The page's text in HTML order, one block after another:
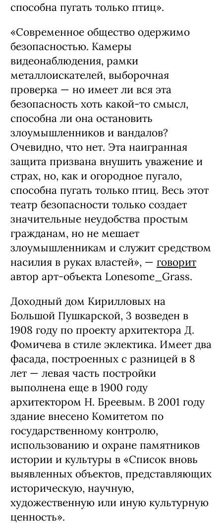
способна пугать только птиц».
«Современное общество одержимо
безопасностью. Камеры
видеонаблюдения, рамки
металлоискателей, выборочная
проверка — но имеет ли вся эта
безопасность хоть какой-то смысл,
способна ли она остановить
злоумышленников и вандалов?
Очевидно, что нет. Эта наигранная
защита призвана внушить уважение и
страх, но, как и огородное пугало,
способна пугать только птиц. Весь этот
театр безопасности только создает
значительные неудобства простым
гражданам, но не мешает
злоумышленникам и служит средством
насилия в руках властей», — говорит
автор арт-объекта Lonesome_Grass.
Доходный дом Кирилловых на
Большой Пушкарской, 3 возведен в
1908 году по проекту архитектора Д.
Фомичева в стиле эклектика. Имеет два
фасада, построенных с разницей в 8
лет — левая часть постройки
выполнена еще в 1900 году
архитектором Н. Бреевым. В 2001 году
здание внесено Комитетом по
государственному контролю,
использованию и охране памятников
истории и культуры в «Список вновь
выявленных объектов, представляющих
историческую, научную,
художественную или иную культурную
ценность».